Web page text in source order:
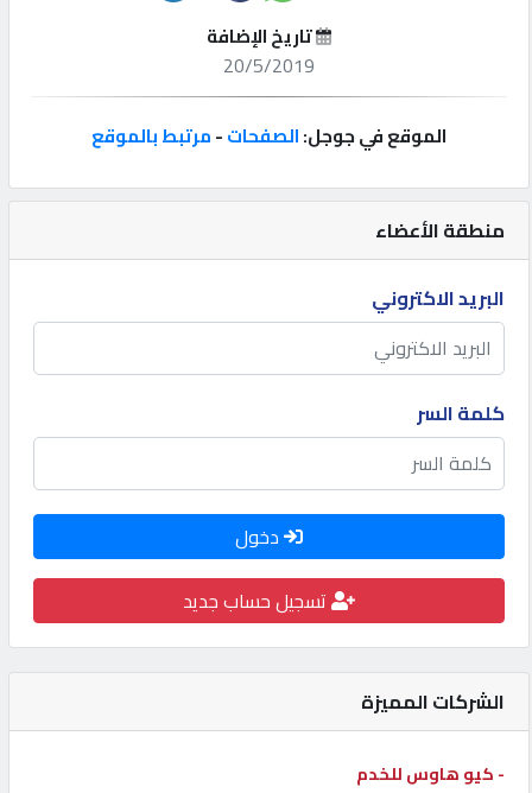
إتصل
إعلانات
المنتدى
كيو
مزاد
كيو
نمبر
كارز
كيو
ماركت
منطقة الأعضاء
البريد الاكتروني
كلمة السر
دخول
تسجيل حساب جديد
الشركات المميزة
- كيو هاوس للخدم
تاريخ الإضافة
20/5/2019
الموقع في جوجل:الصفحات-مرتبط بالموقع